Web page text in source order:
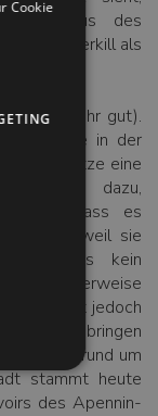
das Haus des
im Overkill als
auch sehr gut).
und Fülle in der
eine
neigen dazu,
dass es
und/oder weil sie
kein
normalerweise
ist jedoch
bringen
Hügeln rund um
stammt heute
des Apennin-
Cookie